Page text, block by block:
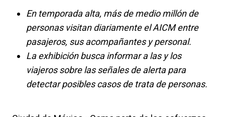
En temporada alta, más de medio millón de
personas visitan diariamente el AICM entre
pasajeros, sus acompañantes y personal.
La exhibición busca informar a las y los
viajeros sobre las señales de alerta para
detectar posibles casos de trata de personas.